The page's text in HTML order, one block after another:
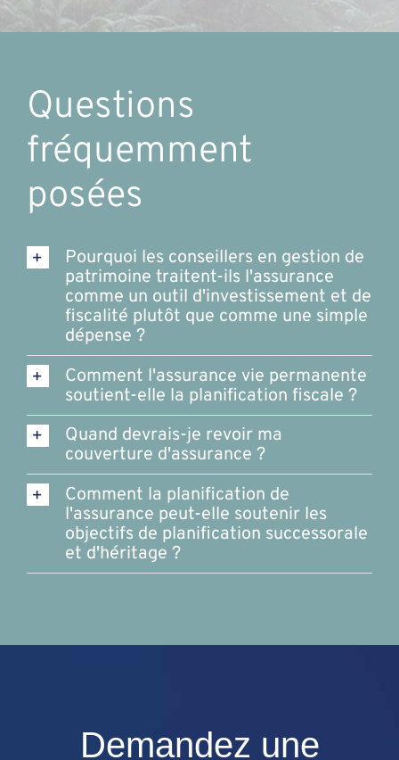
Questions
fréquemment
posées
Pourquoi les conseillers en gestion de
patrimoine traitent-ils l'assurance
comme un outil d'investissement et de
fiscalité plutôt que comme une simple
dépense ?
Comment l'assurance vie permanente
soutient-elle la planification fiscale ?
Quand devrais-je revoir ma
couverture d'assurance ?
Comment la planification de
l'assurance peut-elle soutenir les
objectifs de planification successorale
et d'héritage ?
Demandez une